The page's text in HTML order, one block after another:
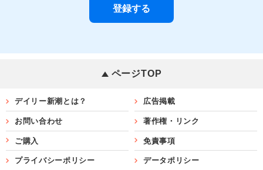
ページTOP
デイリー新潮とは？ 広告掲載
お問い合わせ 著作権・リンク
ご購入 免責事項
プライバシーポリシー データポリシー